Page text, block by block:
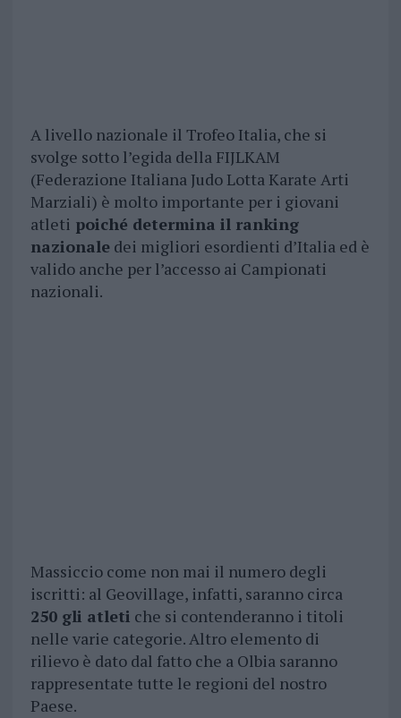
A livello nazionale il Trofeo Italia, che si
svolge sotto l’egida della FIJLKAM
(Federazione Italiana Judo Lotta Karate Arti
Marziali) è molto importante per i giovani
atleti poiché determina il ranking
nazionaledei migliori esordienti d’Italia ed è
valido anche per l’accesso ai Campionati
nazionali.
Massiccio come non mai il numero degli
iscritti: al Geovillage, infatti, saranno circa
250 gli atleti che si contenderanno i titoli
nelle varie categorie. Altro elemento di
rilievo è dato dal fatto che a Olbia saranno
rappresentate tutte le regioni del nostro
Paese.